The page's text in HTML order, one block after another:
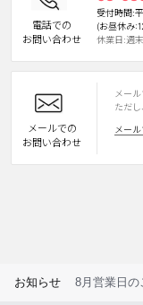
ショッピングガイ
INSTAGRAM
電話での
お問い合わせ
受付時間:
(お昼休み
休業日:週
メールでの
お問い合わせ
メー
ただ
メー
お知らせ 8月営業日の